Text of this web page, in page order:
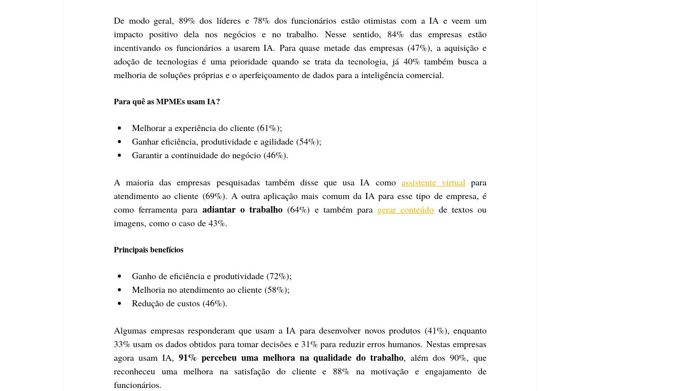
De modo geral, 89% dos líderes e 78% dos funcionários estão otimistas com a IA e veem um
impacto positivo dela nos negócios e no trabalho. Nesse sentido, 84% das empresas estão
incentivando os funcionários a usarem IA. Para quase metade das empresas (47%), a aquisição e
adoção de tecnologias é uma prioridade quando se trata da tecnologia, já 40% também busca a
melhoria de soluções próprias e o aperfeiçoamento de dados para a inteligência comercial.
Para quê as MPMEs usam IA?
Melhorar a experiência do cliente (61%);
Ganhar eficiência, produtividade e agilidade (54%);
Garantir a continuidade do negócio (46%).
A maioria das empresas pesquisadas também disse que usa IA como assistente virtual para
atendimento ao cliente (69%). A outra aplicação mais comum da IA para esse tipo de empresa, é
como ferramenta para adiantar o trabalho (64%) e também para gerar conteúdo de textos ou
imagens, como o caso de 43%.
Principais benefícios
Ganho de eficiência e produtividade (72%);
Melhoria no atendimento ao cliente (58%);
Redução de custos (46%).
Algumas empresas responderam que usam a IA para desenvolver novos produtos (41%), enquanto
33% usam os dados obtidos para tomar decisões e 31% para reduzir erros humanos. Nestas empresas
agora usam IA, 91% percebeu uma melhora na qualidade do trabalho, além dos 90%, que
reconheceu uma melhora na satisfação do cliente e 88% na motivação e engajamento de
funcionários.